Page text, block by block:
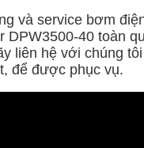
và service bơm
DPW3500-40 toàn
liên hệ với chúng
để được phục vụ.